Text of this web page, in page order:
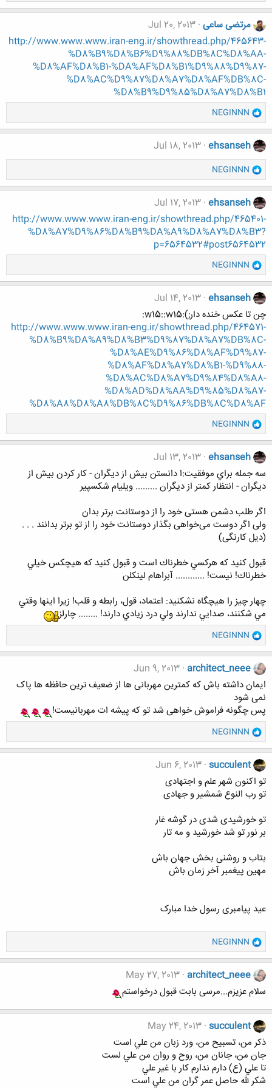
:ک
ن
ش
ه
ا
:
مرتضی ساعی Jul 20, 2013
http://www.www.www.iran-eng.ir/showthread.php/465643-
%D8%B9%D8%B6%D9%88%DB%8C%D8%AA-
%D8%AF%D8%B1-%DA%AF%D8%B1%D9%88%D9%87-
%D8%AC%D9%87%D8%A7%D8%AF%DB%8C-
%D8%B9%D9%85%D8%A7%D8%B1
و
ا
ک
ن
ه
ا
:
NEGINNN
ehsanseh
Jul 18, 2013
و
ا
ک
ن
ش
ه
ا
:
NEGINNN
ehsanseh
Jul 17, 2013
http://www.www.www.iran-eng.ir/showthread.php/465401-
%D8%A7%D9%86%D8%B9%DA%A9%D8%A7%D8%B3?
p=6564532#post6564532
و
ا
ک
ن
ه
ا
:
NEGINNN
ehsanseh
Jul 14, 2013
چن تا عکس خنده دار;):w15::w15:
http://www.www.www.iran-eng.ir/showthread.php/464571-
%D8%B9%DA%A9%D8%B3%D9%87%D8%A7%DB%8C-
%D8%AE%D9%86%D8%AF%D9%87-
%D8%AF%D8%A7%D8%B1-%D9%88-
%D8%AC%D8%A7%D9%84%D8%A8-
%D8%AD%D8%AA%D9%85%D8%A7-
%D8%A8%D8%A8%DB%8C%D9%86%DB%8C%D8%AF
و
ا
ک
ن
ه
ا
NEGINNN
ehsanseh
Jul 13, 2013
سه جمله براي موفقيت:ا دانستن بيش از ديگران - كار كردن بيش از
ديگران - انتظار كمتر از ديگران ......... ويليام شكسپير
اگر طلب دشمن هستی خود را از دوستانت برتر بدان
ولی اگر دوست می‌خواهی بگذار دوستانت خود را از تو برتر بدانند . . .
(دیل کارنگی)
قبول كنيد كه هركسي خطرناك است و قبول كنيد كه هيچكس خيلي
خطرناك! نيست! ............ آبراهام لينكلن
چهار چيز را هيچگاه نشكنيد: اعتماد، قول، رابطه و قلب! زيرا اينها وقتي
مي شكنند، صدايي ندارند ولي درد زيادي دارند! ........ چارلز
و
ا
ک
ن
ه
ا
NEGINNN
architect_neee
Jun 9, 2013
ایمان داشته باش که کمترین مهربانی ها از ضعیف ترین حافظه ها پاک
نمی شود
پس چگونه فراموش خواهی شد تو که پیشه ات مهربانیست!
و
ا
ک
ن
ه
ا
NEGINNN
succulent
Jun 6, 2013
تو اکنون شهر علم و اجتهادی
تو رب النوع شمشیر و جهادی
تو خورشیدی شدی در گوشه غار
بر نور تو شد خورشید و مه تار
بتاب و روشنی بخش جهان باش
مهین پیغمبر آخر زمان باش
عید پیامبری رسول خدا مبارک
و
ا
ک
ن
ه
ا
:
NEGINNN
architect_neee
May 27, 2013
سلام عزیزم...مرسی بابت قبول درخواستم
succulent
May 24, 2013
ذکر من، تسبيح من، ورد زبان من علي است
جان من، جانان من، روح و روان من علي لست
تا علي (ع) دارم ندارم کار با غير علي
شکر لله حاصل عمر گران من علي است